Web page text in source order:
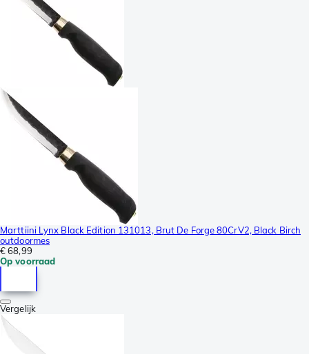
Marttiini Lynx Black Edition 131013, Brut De Forge 80CrV2, Black Birch
outdoormes
€ 68,99
Op voorraad
Vergelijk